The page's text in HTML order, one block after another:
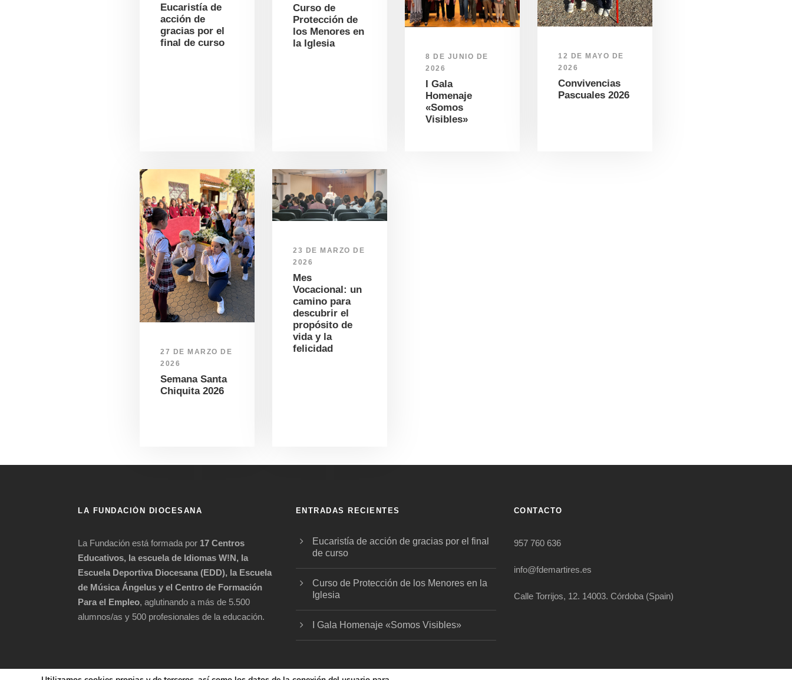
Eucaristía de
acción de
gracias por el
final de curso
Curso de
Protección de
los Menores en
la Iglesia
8 DE JUNIO DE
2026
I Gala
Homenaje
«Somos
Visibles»
12 DE MAYO DE
2026
Convivencias
Pascuales 2026
27 DE MARZO DE
2026
Semana Santa
Chiquita 2026
23 DE MARZO DE
2026
Mes
Vocacional: un
camino para
descubrir el
propósito de
vida y la
felicidad
LA FUNDACIÓN DIOCESANA
La Fundación está formada por 17 Centros
Educativos, la escuela de Idiomas W!N, la
Escuela Deportiva Diocesana (EDD), la Escuela
de Música Ángelus y el Centro de Formación
Para el Empleo, aglutinando a más de 5.500
alumnos/as y 500 profesionales de la educación.
ENTRADAS RECIENTES
Eucaristía de acción de gracias por el final
de curso
Curso de Protección de los Menores en la
Iglesia
I Gala Homenaje «Somos Visibles»
CONTACTO
957 760 636
info@fdemartires.es
Calle Torrijos, 12. 14003. Córdoba (Spain)